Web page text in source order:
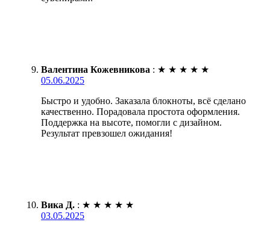
Валентина Кожевникова : ★ ★ ★ ★ ★
05.06.2025
Быстро и удобно. Заказала блокноты, всё сделано
качественно. Порадовала простота оформления.
Поддержка на высоте, помогли с дизайном.
Результат превзошел ожидания!
Вика Д. : ★ ★ ★ ★ ★
03.05.2025